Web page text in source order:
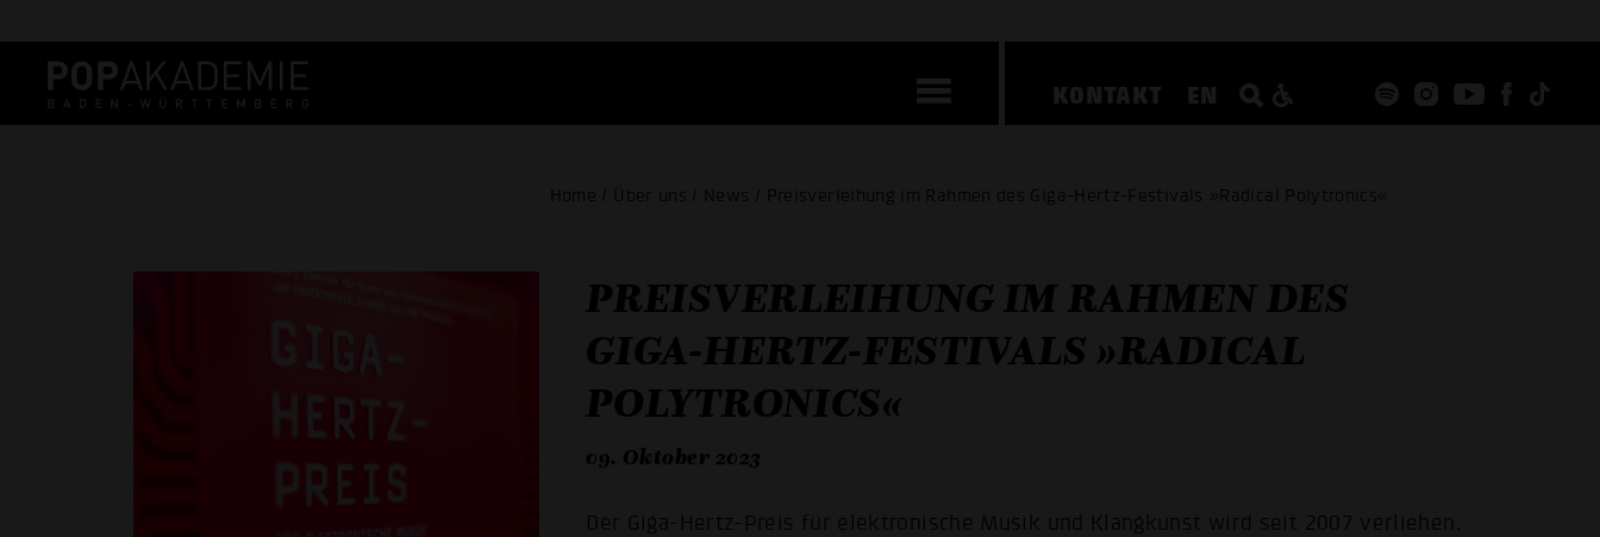
KONTAKT EN
Home / Über uns / News / Preisverleihung im Rahmen des Giga-Hertz-Festivals »Radical Polytronics«
PREISVERLEIHUNG IM RAHMEN DES
GIGA-HERTZ-FESTIVALS »RADICAL
POLYTRONICS«
09. Oktober 2023
Der Giga-Hertz-Preis für elektronische Musik und Klangkunst wird seit 2007 verliehen.